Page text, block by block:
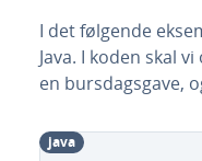
I det følgende
Java. I koden skal
en bursdagsgave,
java